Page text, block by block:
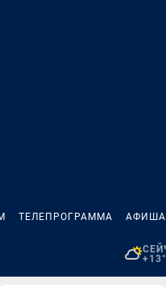
ТЕЛЕПРОГРАММА АФИША